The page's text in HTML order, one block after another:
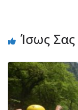
Ίσως Σας